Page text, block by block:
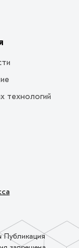
технологий
Публикация